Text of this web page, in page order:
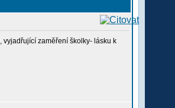
vyjadřující zaměření školky- lásku k